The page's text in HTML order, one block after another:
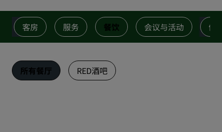
客房 服务 餐饮 会议与活动 健
所有餐厅 RED酒吧